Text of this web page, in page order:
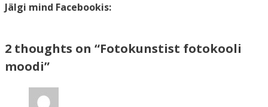
Jälgi mind Facebookis:
2 thoughts on “Fotokunstist fotokooli
moodi”